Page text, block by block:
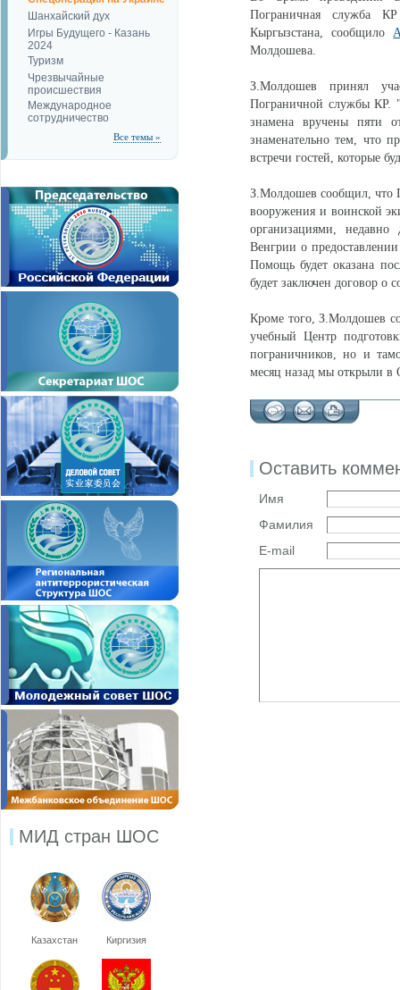
Шанхайский дух
Игры Будущего - Казань
2024
Туризм
Чрезвычайные
происшествия
Международное
сотрудничество
Все темы »
МИД стран ШОС
Казахстан Киргизия
Пограничная служба
Кыргызстана, сообщило
Молдошева.
З.Молдошев принял
Пограничной службы КР.
знамена вручены пяти
знаменательно тем, что
встречи гостей, которые
З.Молдошев сообщил, что
вооружения и воинской
организациями, недавно
Венгрии о
Помощь будет оказана
будет заключен договор о
Кроме того, З.Молдошев
учебный Центр
пограничников, но и
месяц назад мы открыли
Оставить
Имя
Фамилия
E-mail